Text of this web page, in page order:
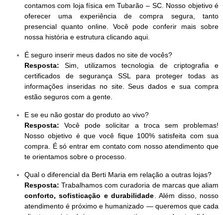
contamos com loja física em Tubarão – SC. Nosso objetivo é
oferecer uma experiência de compra segura, tanto
presencial quanto online. Você pode conferir mais sobre
nossa história e estrutura clicando aqui.
É seguro inserir meus dados no site de vocês?
Resposta: Sim, utilizamos tecnologia de criptografia e
certificados de segurança SSL para proteger todas as
informações inseridas no site. Seus dados e sua compra
estão seguros com a gente.
E se eu não gostar do produto ao vivo?
Resposta: Você pode solicitar a troca sem problemas!
Nosso objetivo é que você fique 100% satisfeita com sua
compra. É só entrar em contato com nosso atendimento que
te orientamos sobre o processo.
Qual o diferencial da Berti Maria em relação a outras lojas?
Resposta: Trabalhamos com curadoria de marcas que aliam
conforto, sofisticação e durabilidade . Além disso, nosso
atendimento é próximo e humanizado — queremos que cada